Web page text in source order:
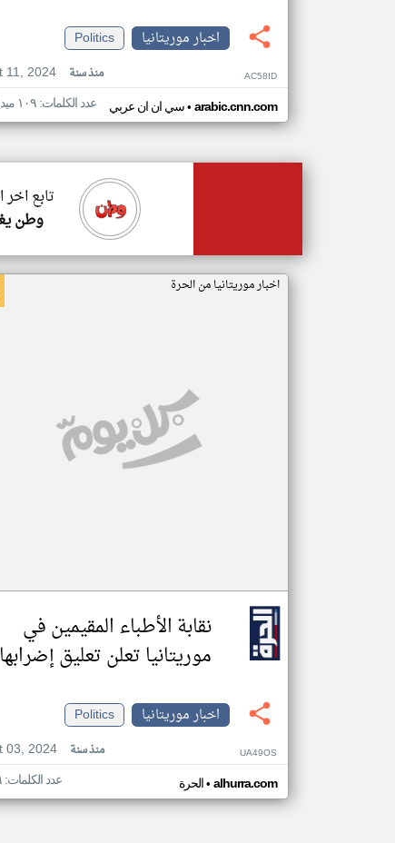
اخبار موريتانيا
Politics
11, 2024
منذ سنة AC58ID
سي ان ان عربي• arabic.cnn.com عدد الكلمات: ١٠٩ ميديا: ٥
تابع
وطن
اخبار موريتانيا من الحرة
نقابة الأطباء المقيمين في
موريتانيا تعلن تعليق إضرابها
اخبار موريتانيا
Politics
03, 2024
منذ سنة UA49OS
الحرة• alhurra.com عدد الكلمات: ٣٧٩